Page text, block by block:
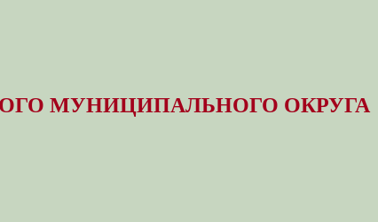
МУНИЦИПАЛЬНОГО ОКРУГА